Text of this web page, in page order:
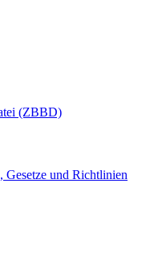
(ZBBD)
Gesetze und Richtlinien